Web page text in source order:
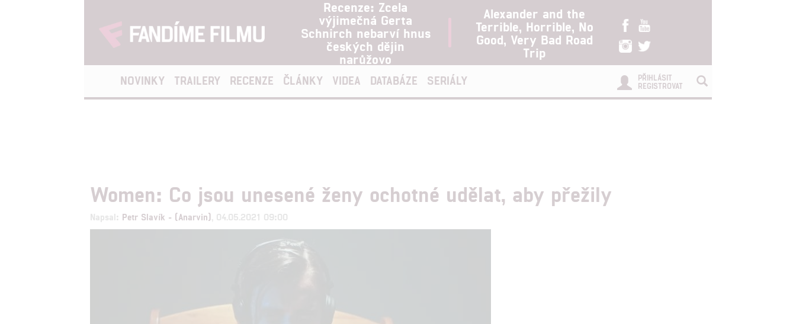
Recenze: Zcela
výjimečná Gerta
Schnirch nebarví hnus
českých dějin
narůžovo
Alexander and the
Terrible, Horrible, No
Good, Very Bad Road
Trip
NOVINKY TRAILERY RECENZE ČLÁNKY VIDEA DATABÁZE SERIÁLY
PŘIHLÁSIT
REGISTROVAT
Women: Co jsou unesené ženy ochotné udělat, aby přežily
Napsal: Petr Slavík - (Anarvin) , 04.05.2021 09:00